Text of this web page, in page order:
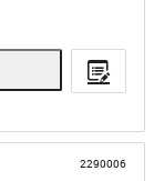
2290006